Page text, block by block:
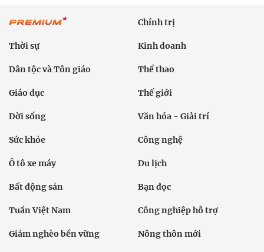
Chính trị
Thời sự Kinh doanh
Dân tộc và Tôn giáo Thể thao
Giáo dục Thế giới
Đời sống Văn hóa - Giải trí
Sức khỏe Công nghệ
Ô tô xe máy Du lịch
Bất động sản Bạn đọc
Tuần Việt Nam Công nghiệp hỗ trợ
Giảm nghèo bền vững Nông thôn mới